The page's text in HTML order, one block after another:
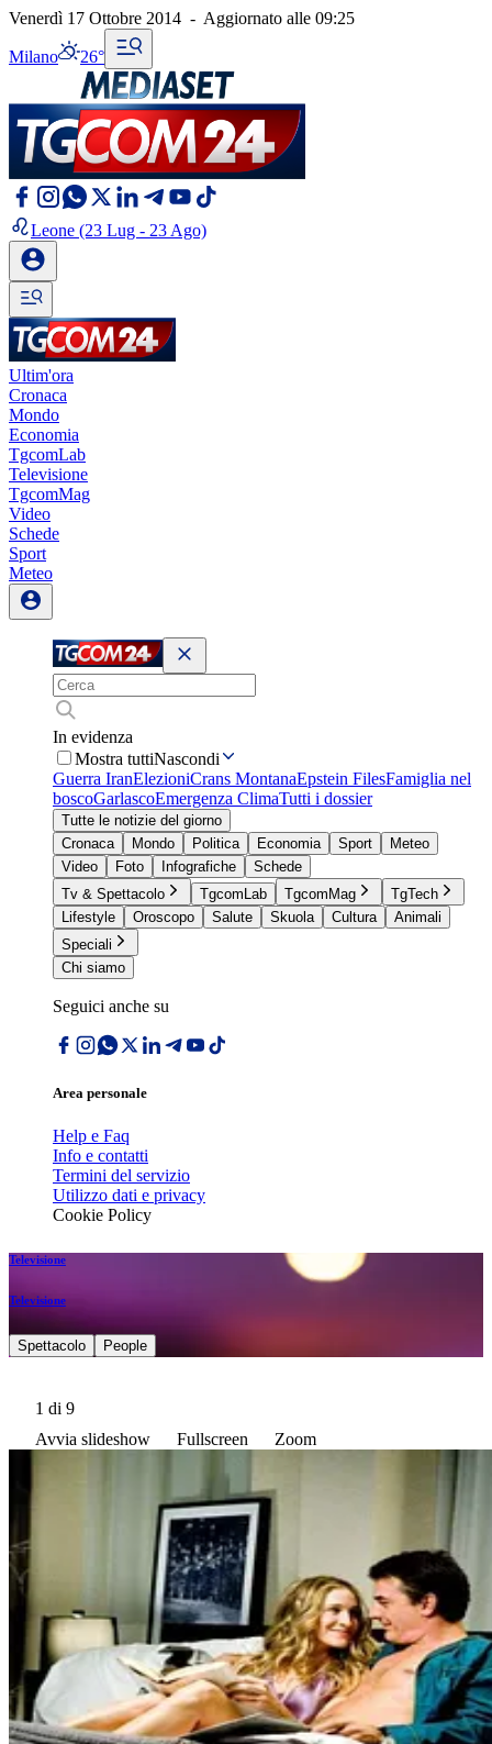
Venerdì 17 Ottobre 2014 - Aggiornato alle 09:25
Milano 26°
Leone (23 Lug - 23 Ago)
Ultim'ora
Cronaca
Mondo
Economia
TgcomLab
Televisione
TgcomMag
Video
Schede
Sport
Meteo
In evidenza
Mostra tuttiNascondi
Guerra IranElezioniCrans MontanaEpstein FilesFamiglia nel
boscoGarlascoEmergenza ClimaTutti i dossier
Tutte le notizie del giorno
Cronaca
Mondo Politica Economia Sport
Meteo
Video
Foto Infografiche
Schede
Tv & Spettacolo
TgcomLab TgcomMag
TgTech
Lifestyle
Oroscopo Salute Skuola Cultura
Animali
Speciali
Chi siamo
Seguici anche su
Area personale
Help e Faq
Info e contatti
Termini del servizio
Utilizzo dati e privacy
Cookie Policy
Televisione
Televisione
Spettacolo People
1 di 9
Avvia slideshow
Fullscreen Zoom